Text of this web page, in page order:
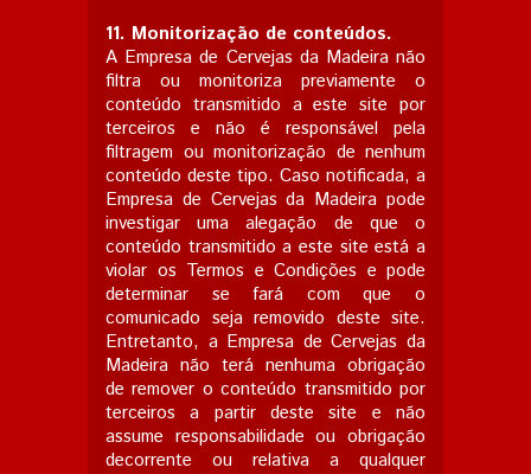
11. Monitorização de conteúdos.
A Empresa de Cervejas da Madeira não
filtra ou monitoriza previamente o
conteúdo transmitido a este site por
terceiros e não é responsável pela
filtragem ou monitorização de nenhum
conteúdo deste tipo. Caso notificada, a
Empresa de Cervejas da Madeira pode
investigar uma alegação de que o
conteúdo transmitido a este site está a
violar os Termos e Condições e pode
determinar se fará com que o
comunicado seja removido deste site.
Entretanto, a Empresa de Cervejas da
Madeira não terá nenhuma obrigação
de remover o conteúdo transmitido por
terceiros a partir deste site e não
assume responsabilidade ou obrigação
decorrente ou relativa a qualquer